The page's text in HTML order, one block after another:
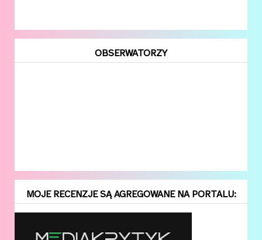
OBSERWATORZY
MOJE RECENZJE SĄ AGREGOWANE NA PORTALU: